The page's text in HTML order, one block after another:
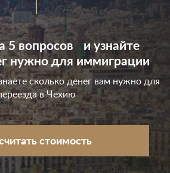
5 вопросов и узнайте
нужно для иммиграции
сколько денег вам нужно для
в Чехию
стоимость